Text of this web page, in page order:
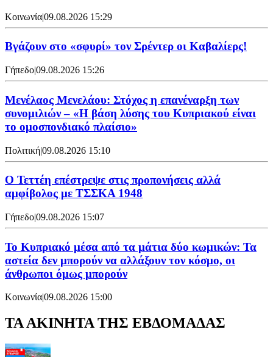
Κοινωνία|09.08.2026 15:29
Bγάζουν στο «σφυρί» τον Σρέντερ οι Καβαλίερς!
Γήπεδο|09.08.2026 15:26
Μενέλαος Μενελάου: Στόχος η επανέναρξη των
συνομιλιών – «Η βάση λύσης του Κυπριακού είναι
το ομοσπονδιακό πλαίσιο»
Πολιτική|09.08.2026 15:10
Ο Τεττέη επέστρεψε στις προπονήσεις αλλά
αμφίβολος με ΤΣΣΚΑ 1948
Γήπεδο|09.08.2026 15:07
Το Κυπριακό μέσα από τα μάτια δύο κωμικών: Τα
αστεία δεν μπορούν να αλλάξουν τον κόσμο, οι
άνθρωποι όμως μπορούν
Κοινωνία|09.08.2026 15:00
ΤΑ ΑΚΙΝΗΤΑ ΤΗΣ ΕΒΔΟΜΑΔΑΣ